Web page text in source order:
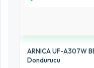
ARNICA UF-A307W
Dondurucu